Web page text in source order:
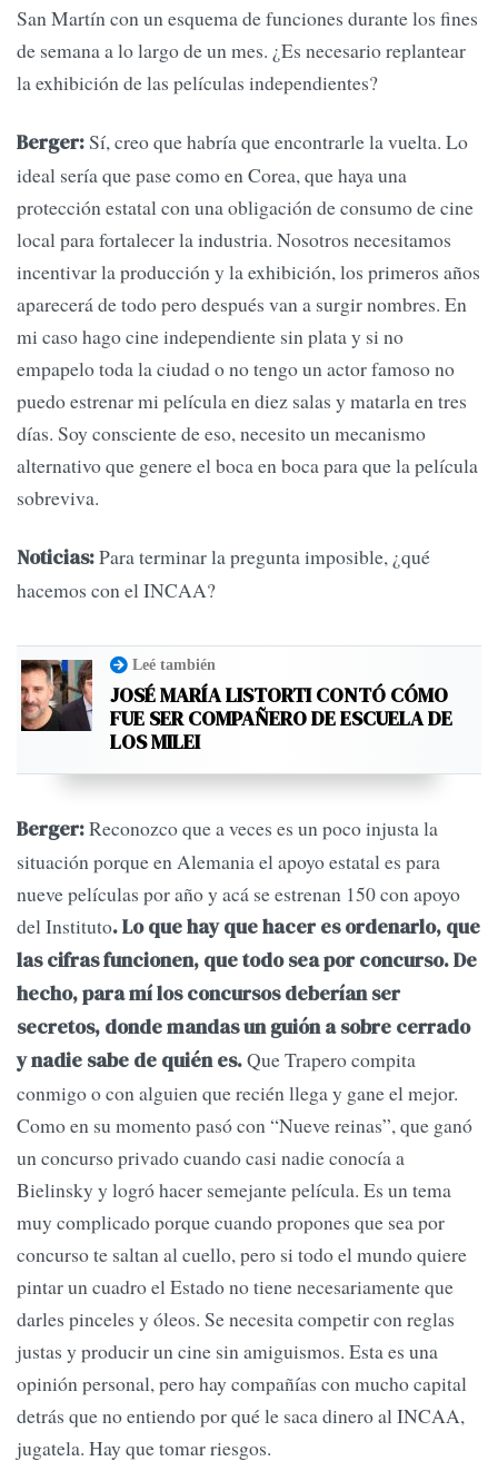
San Martín con un esquema de funciones durante los fines
de semana a lo largo de un mes. ¿Es necesario replantear
la exhibición de las películas independientes?
Berger:Sí, creo que habría que encontrarle la vuelta. Lo
ideal sería que pase como en Corea, que haya una
protección estatal con una obligación de consumo de cine
local para fortalecer la industria. Nosotros necesitamos
incentivar la producción y la exhibición, los primeros años
aparecerá de todo pero después van a surgir nombres. En
mi caso hago cine independiente sin plata y si no
empapelo toda la ciudad o no tengo un actor famoso no
puedo estrenar mi película en diez salas y matarla en tres
días. Soy consciente de eso, necesito un mecanismo
alternativo que genere el boca en boca para que la película
sobreviva.
Noticias:Para terminar la pregunta imposible, ¿qué
hacemos con el INCAA?
Leé también
JOSÉ MARÍA LISTORTI CONTÓ CÓMO
FUE SER COMPAÑERO DE ESCUELA DE
LOS MILEI
Berger:Reconozco que a veces es un poco injusta la
situación porque en Alemania el apoyo estatal es para
nueve películas por año y acá se estrenan 150 con apoyo
del Instituto. Lo que hay que hacer es ordenarlo, que
las cifras funcionen, que todo sea por concurso. De
hecho, para mí los concursos deberían ser
secretos, donde mandas un guión a sobre cerrado
y nadie sabe de quién es.Que Trapero compita
conmigo o con alguien que recién llega y gane el mejor.
Como en su momento pasó con “Nueve reinas”, que ganó
un concurso privado cuando casi nadie conocía a
Bielinsky y logró hacer semejante película. Es un tema
muy complicado porque cuando propones que sea por
concurso te saltan al cuello, pero si todo el mundo quiere
pintar un cuadro el Estado no tiene necesariamente que
darles pinceles y óleos. Se necesita competir con reglas
justas y producir un cine sin amiguismos. Esta es una
opinión personal, pero hay compañías con mucho capital
detrás que no entiendo por qué le saca dinero al INCAA,
jugatela. Hay que tomar riesgos.